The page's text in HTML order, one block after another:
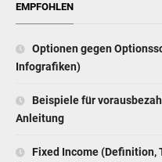
EMPFOHLEN
Optionen gegen
Infografiken)
Beispiele für
Anleitung
Fixed Income (Definition,